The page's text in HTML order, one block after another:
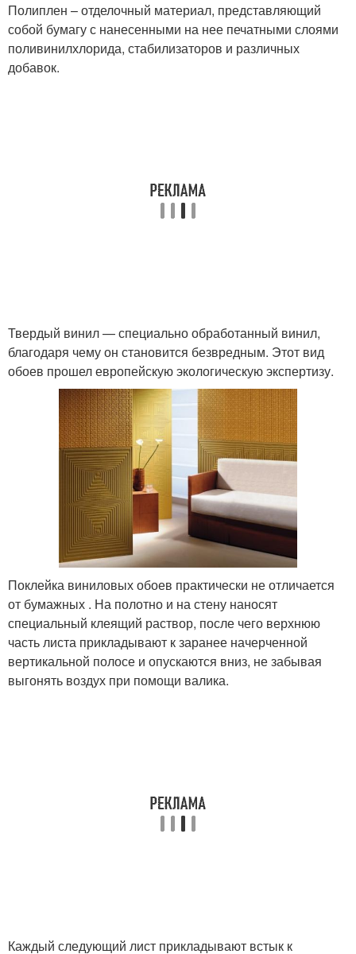
Полиплен – отделочный материал, представляющий
собой бумагу с нанесенными на нее печатными слоями
поливинилхлорида, стабилизаторов и различных
добавок.
Твердый винил — специально обработанный винил,
благодаря чему он становится безвредным. Этот вид
обоев прошел европейскую экологическую экспертизу.
Поклейка виниловых обоев практически не отличается
от бумажных . На полотно и на стену наносят
специальный клеящий раствор, после чего верхнюю
часть листа прикладывают к заранее начерченной
вертикальной полосе и опускаются вниз, не забывая
выгонять воздух при помощи валика.
Каждый следующий лист прикладывают встык к